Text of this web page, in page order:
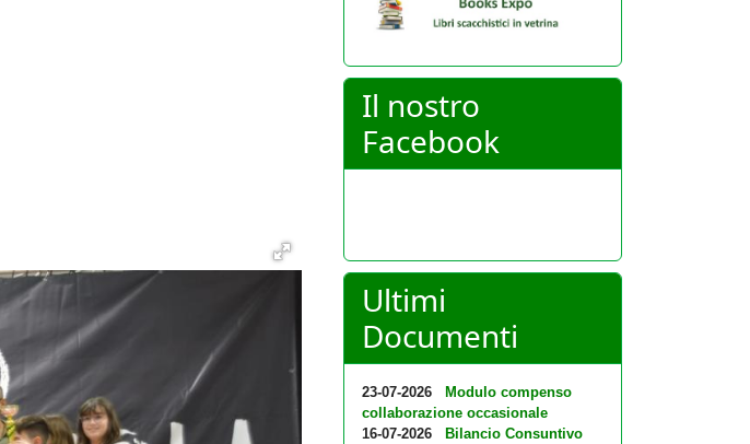
Il nostro
Facebook
Ultimi
Documenti
23-07-2026
Modulo compenso
collaborazione occasionale
16-07-2026
Bilancio Consuntivo